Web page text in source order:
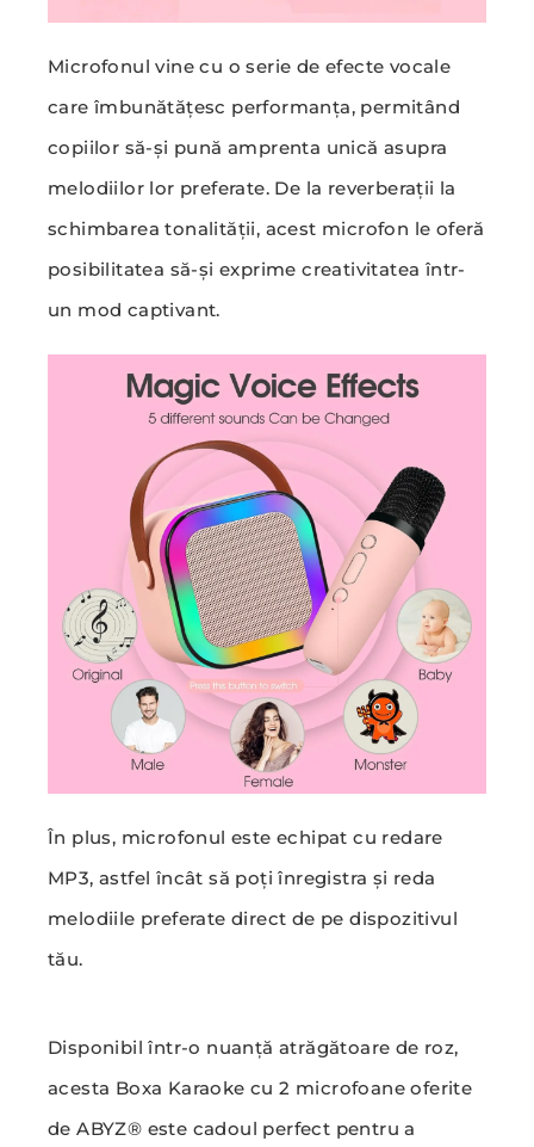
Microfonul vine cu o serie de efecte vocale
care îmbunătățesc performanța, permitând
copiilor să-și pună amprenta unică asupra
melodiilor lor preferate. De la reverberații la
schimbarea tonalității, acest microfon le oferă
posibilitatea să-și exprime creativitatea într-
un mod captivant.
În plus, microfonul este echipat cu redare
MP3, astfel încât să poți înregistra și reda
melodiile preferate direct de pe dispozitivul
tău.
Disponibil într-o nuanță atrăgătoare de roz,
acesta Boxa Karaoke cu 2 microfoane oferite
de ABYZ® este cadoul perfect pentru a